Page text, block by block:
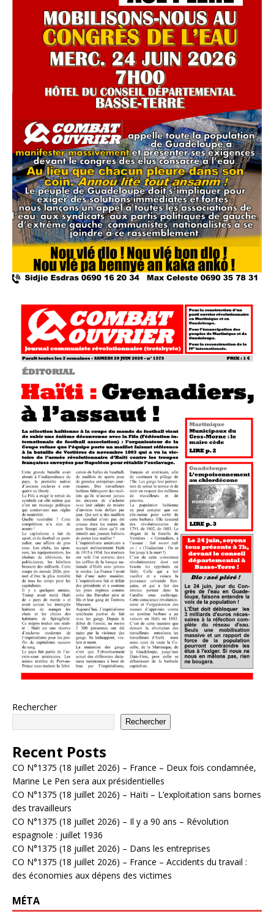
Rechercher
Rechercher
Recent Posts
CO N°1375 (18 juillet 2026) – France – Deux fois condamnée,
Marine Le Pen sera aux présidentielles
CO N°1375 (18 juillet 2026) – Haïti – L’exploitation sans bornes
des travailleurs
CO N°1375 (18 juillet 2026) – Il y a 90 ans – Révolution
espagnole : juillet 1936
CO N°1375 (18 juillet 2026) – Dans les entreprises
CO N°1375 (18 juillet 2026) – France – Accidents du travail :
des économies aux dépens des victimes
MÉTA